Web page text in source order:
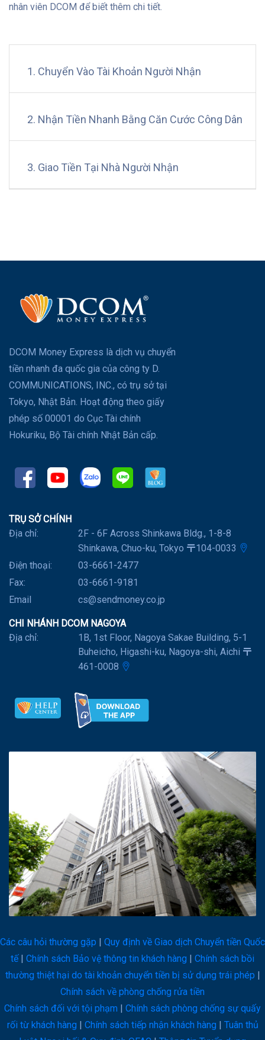
nhân viên DCOM để biết thêm chi tiết.
1. Chuyển Vào Tài Khoản Người Nhận
2. Nhận Tiền Nhanh Bằng Căn Cước Công Dân
3. Giao Tiền Tại Nhà Người Nhận
DCOM Money Express là dịch vụ chuyển
tiền nhanh đa quốc gia của công ty D.
COMMUNICATIONS, INC., có trụ sở tại
Tokyo, Nhật Bản. Hoạt động theo giấy
phép số 00001 do Cục Tài chính
Hokuriku, Bộ Tài chính Nhật Bản cấp.
TRỤ SỞ CHÍNH
Địa chỉ:
2F - 6F Across Shinkawa Bldg., 1-8-8
Shinkawa, Chuo-ku, Tokyo 〒104-0033
Điện thoại:
03-6661-2477
Fax:
03-6661-9181
Email
cs@sendmoney.co.jp
CHI NHÁNH DCOM NAGOYA
Địa chỉ:
1B, 1st Floor, Nagoya Sakae Building, 5-1
Buheicho, Higashi-ku, Nagoya-shi, Aichi 〒
461-0008
Các câu hỏi thường gặp | Quy định về Giao dịch Chuyển tiền Quốc
tế| Chính sách Bảo vệ thông tin khách hàng | Chính sách bồi
thường thiệt hại do tài khoản chuyển tiền bị sử dụng trái phép |
Chính sách về phòng chống rửa tiền
Chính sách đối với tội phạm | Chính sách phòng chống sự quấy
rối từ khách hàng | Chính sách tiếp nhận khách hàng | Tuân thủ